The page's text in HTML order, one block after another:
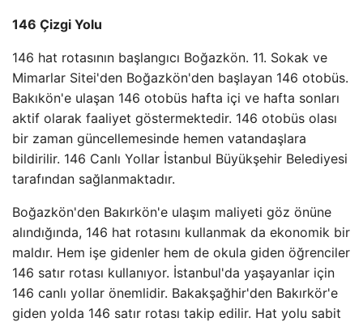
146 Çizgi Yolu
146 hat rotasının başlangıcı Boğazkön. 11. Sokak ve
Mimarlar Sitei'den Boğazkön'den başlayan 146 otobüs.
Bakıkön'e ulaşan 146 otobüs hafta içi ve hafta sonları
aktif olarak faaliyet göstermektedir. 146 otobüs olası
bir zaman güncellemesinde hemen vatandaşlara
bildirilir. 146 Canlı Yollar İstanbul Büyükşehir Belediyesi
tarafından sağlanmaktadır.
Boğazkön'den Bakırkön'e ulaşım maliyeti göz önüne
alındığında, 146 hat rotasını kullanmak da ekonomik bir
maldır. Hem işe gidenler hem de okula giden öğrenciler
146 satır rotası kullanıyor. İstanbul'da yaşayanlar için
146 canlı yollar önemlidir. Bakakşağhir'den Bakırkör'e
giden yolda 146 satır rotası takip edilir. Hat yolu sabit